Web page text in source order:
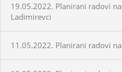
19.05.2022. Planirani radovi
Ladimirevci
11.05.2022. Planirani radovi